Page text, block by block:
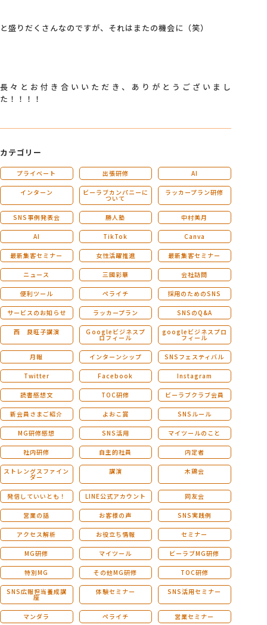
と盛りだくさんなのですが、それはまたの機会に（笑）
長々とお付き合いいただき、ありがとうございまし
た！！！！
カテゴリー
プライベート 出張研修 AI
インターン ビーラブカンパニーに
ついて
ラッカープラン研修
SNS事例発表会 勝人塾 中村美月
AI TikTok Canva
最新集客セミナー 女性活躍推進 最新集客セミナー
ニュース 三國彩華 会社訪問
便利ツール ペライチ 採用のためのSNS
サービスのお知らせ ラッカープラン SNSのQ&A
西 良旺子講演 Ｇoogleビジネスプ
ロフィール
googleビジネスプロ
フィール
月報 インターンシップ SNSフェスティバル
Twitter Facebook Instagram
読書感想文 TOC研修 ビーラブクラブ会員
新会員さまご紹介 よおこ賞 SNSルール
MG研修感想 SNS活用 マイツールのこと
社内研修 自主的社員 内定者
ストレングスファイン
ダー
講演 木鶏会
発信していいとも！ LINE公式アカウント 同友会
営業の話 お客様の声 SNS実践例
アクセス解析 お役立ち情報 セミナー
MG研修 マイツール ビーラブMG研修
特別MG その他MG研修 TOC研修
SNS広報担当養成講
座
体験セミナー SNS活用セミナー
マンダラ ペライチ 営業セミナー